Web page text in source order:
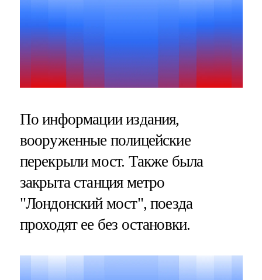
По информации издания,
вооруженные полицейские
перекрыли мост. Также была
закрыта станция метро
"Лондонский мост", поезда
проходят ее без остановки.